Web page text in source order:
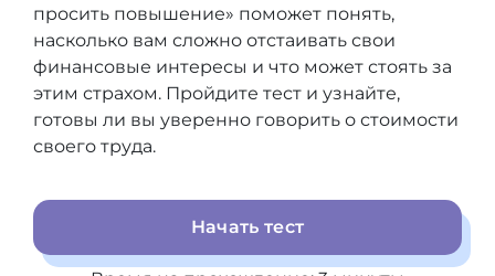
просить повышение» поможет понять,
насколько вам сложно отстаивать свои
финансовые интересы и что может стоять за
этим страхом. Пройдите тест и узнайте,
готовы ли вы уверенно говорить о стоимости
своего труда.
Начать тест